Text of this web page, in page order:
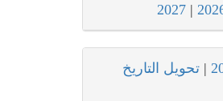
|
2027
| تحويل التاريخ